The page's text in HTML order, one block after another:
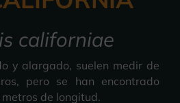
californiae
y alargado, suelen medir de
pero se han encontrado
de longitud.